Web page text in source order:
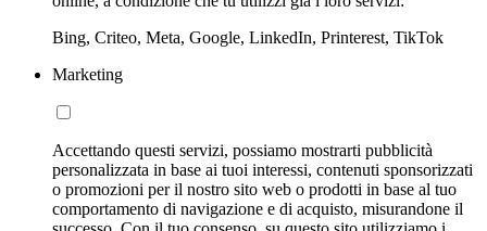
Bing, Criteo, Meta, Google, LinkedIn, Printerest, TikTok
Marketing
Accettando questi servizi, possiamo mostrarti pubblicità
personalizzata in base ai tuoi interessi, contenuti sponsorizzati
o promozioni per il nostro sito web o prodotti in base al tuo
comportamento di navigazione e di acquisto, misurandone il